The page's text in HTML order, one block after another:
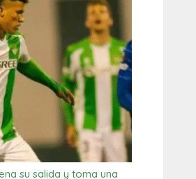
su salida y toma una